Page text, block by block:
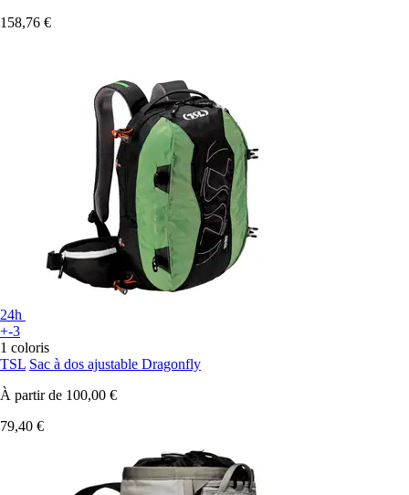
158,76 €
24h
+-3
1 coloris
TSL Sac à dos ajustable Dragonfly
À partir de 100,00 €
79,40 €